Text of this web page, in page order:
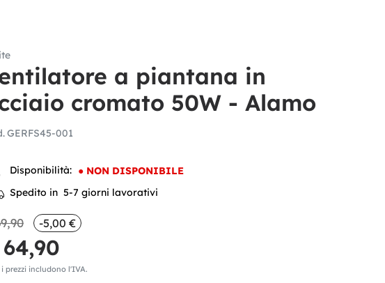
a piantana in
cromato 50W - Alamo
GERFS45-001
Disponibilità: ● NON DISPONIBILE
Spedito in 5-7 giorni lavorativi
-5,00 €
prezzi includono l'IVA.